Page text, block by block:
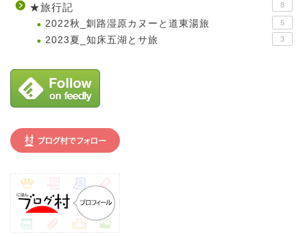
★旅行記 8
2022秋_釧路湿原カヌーと道東湯旅 5
2023夏_知床五湖とサ旅 3